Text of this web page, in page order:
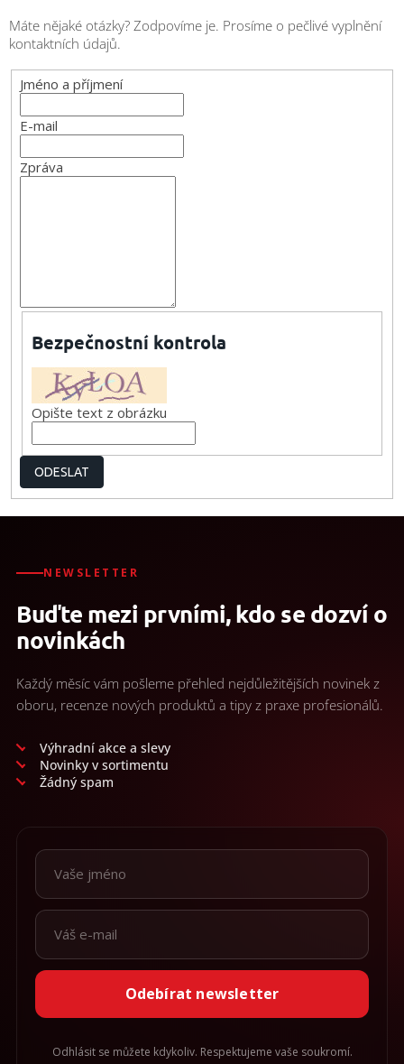
Máte nějaké otázky? Zodpovíme je. Prosíme o pečlivé vyplnění
kontaktních údajů.
Jméno a příjmení
E-mail
Zpráva
Bezpečnostní kontrola
Opište text z obrázku
ODESLAT
NEWSLETTER
Buďte mezi prvními, kdo se dozví o
novinkách
Každý měsíc vám pošleme přehled nejdůležitějších novinek z
oboru, recenze nových produktů a tipy z praxe profesionálů.
Výhradní akce a slevy
Novinky v sortimentu
Žádný spam
Odebírat newsletter
Odhlásit se můžete kdykoliv. Respektujeme vaše soukromí.